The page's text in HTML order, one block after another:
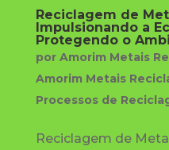
Reciclagem de
Impulsionando a
Protegendo o
por Amorim Metais
Amorim Metais
Processos de
Reciclagem de